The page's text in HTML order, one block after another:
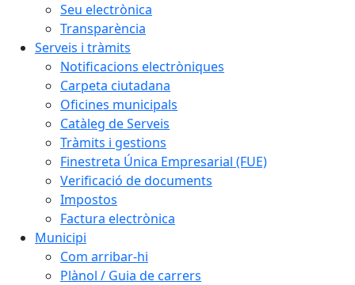
Seu electrònica
Transparència
Serveis i tràmits
Notificacions electròniques
Carpeta ciutadana
Oficines municipals
Catàleg de Serveis
Tràmits i gestions
Finestreta Única Empresarial (FUE)
Verificació de documents
Impostos
Factura electrònica
Municipi
Com arribar-hi
Plànol / Guia de carrers